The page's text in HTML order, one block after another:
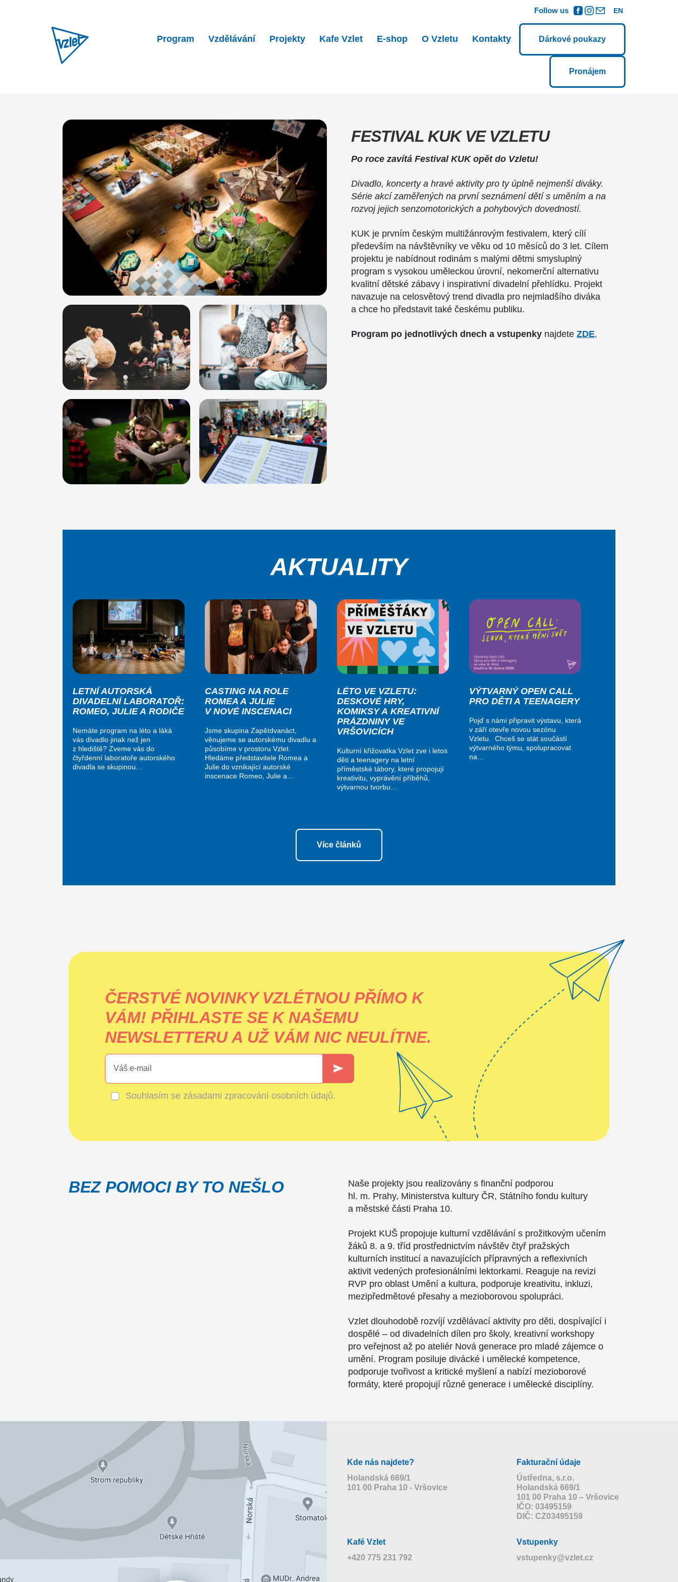
Follow us EN
Program Vzdělávání Projekty Kafe Vzlet E-shop O Vzletu Kontakty Dárkové poukazy
Pronájem
FESTIVAL KUK VE VZLETU
Po roce zavítá Festival KUK opět do Vzletu!
Divadlo, koncerty a hravé aktivity pro ty úplně nejmenší diváky.
Série akcí zaměřených na první seznámení dětí s uměním a na
rozvoj jejich senzomotorických a pohybových dovedností.
KUK je prvním českým multižánrovým festivalem, který cílí
především na návštěvníky ve věku od 10 měsíců do 3 let. Cílem
projektu je nabídnout rodinám s malými dětmi smysluplný
program s vysokou uměleckou úrovní, nekomerční alternativu
kvalitní dětské zábavy i inspirativní divadelní přehlídku. Projekt
navazuje na celosvětový trend divadla pro nejmladšího diváka
a chce ho představit také českému publiku.
Program po jednotlivých dnech a vstupenky najdete ZDE.
AKTUALITY
LETNÍ AUTORSKÁ
DIVADELNÍ LABORATOŘ:
ROMEO, JULIE A RODIČE
Nemáte program na léto a láká
vás divadlo jinak než jen
z hlediště? Zveme vás do
čtyřdenní laboratoře autorského
divadla se skupinou…
CASTING NA ROLE
ROMEA A JULIE
V NOVÉ INSCENACI
Jsme skupina Zapětdvanáct,
věnujeme se autorskému divadlu a
působíme v prostoru Vzlet.
Hledáme představitele Romea a
Julie do vznikající autorské
inscenace Romeo, Julie a…
LÉTO VE VZLETU:
DESKOVÉ HRY,
KOMIKSY A KREATIVNÍ
PRÁZDNINY VE
VRŠOVICÍCH
Kulturní křižovatka Vzlet zve i letos
děti a teenagery na letní
příměstské tábory, které propojují
kreativitu, vyprávění příběhů,
výtvarnou tvorbu…
VÝTVARNÝ OPEN CALL
PRO DĚTI A TEENAGERY
Pojď s námi připravit výstavu, která
v září otevře novou sezónu
Vzletu. Chceš se stát součástí
výtvarného týmu, spolupracovat
na…
Více článků
ČERSTVÉ NOVINKY VZLÉTNOU PŘÍMO K
VÁM! PŘIHLASTE SE K NAŠEMU
NEWSLETTERU A UŽ VÁM NIC NEULÍTNE.
Souhlasím se zásadami zpracování osobních údajů.
BEZ POMOCI BY TO NEŠLO
Naše projekty jsou realizovány s finanční podporou
hl. m. Prahy, Ministerstva kultury ČR, Státního fondu kultury
a městské části Praha 10.
Projekt KUŠ propojuje kulturní vzdělávání s prožitkovým učením
žáků 8. a 9. tříd prostřednictvím návštěv čtyř pražských
kulturních institucí a navazujících přípravných a reflexivních
aktivit vedených profesionálními lektorkami. Reaguje na revizi
RVP pro oblast Umění a kultura, podporuje kreativitu, inkluzi,
mezipředmětové přesahy a mezioborovou spolupráci.
Vzlet dlouhodobě rozvíjí vzdělávací aktivity pro děti, dospívající i
dospělé – od divadelních dílen pro školy, kreativní workshopy
pro veřejnost až po ateliér Nová generace pro mladé zájemce o
umění. Program posiluje divácké i umělecké kompetence,
podporuje tvořivost a kritické myšlení a nabízí mezioborové
formáty, které propojují různé generace i umělecké disciplíny.
Kde nás najdete?
Holandská 669/1
101 00 Praha 10 - Vršovice
Fakturační údaje
Ústředna, s.r.o.
Holandská 669/1
101 00 Praha 10 – Vršovice
IČO: 03495159
DIČ: CZ03495159
Kafé Vzlet
+420 775 231 792
Vstupenky
vstupenky@vzlet.cz